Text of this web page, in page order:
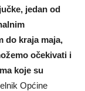
jedan od
do kraja maja,
očekivati i
koje su
Općine